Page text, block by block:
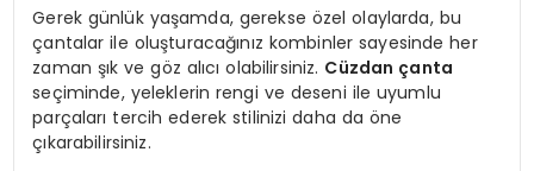
Gerek günlük yaşamda, gerekse özel olaylarda, bu
çantalar ile oluşturacağınız kombinler sayesinde her
zaman şık ve göz alıcı olabilirsiniz. Cüzdan çanta
seçiminde, yeleklerin rengi ve deseni ile uyumlu
parçaları tercih ederek stilinizi daha da öne
çıkarabilirsiniz.